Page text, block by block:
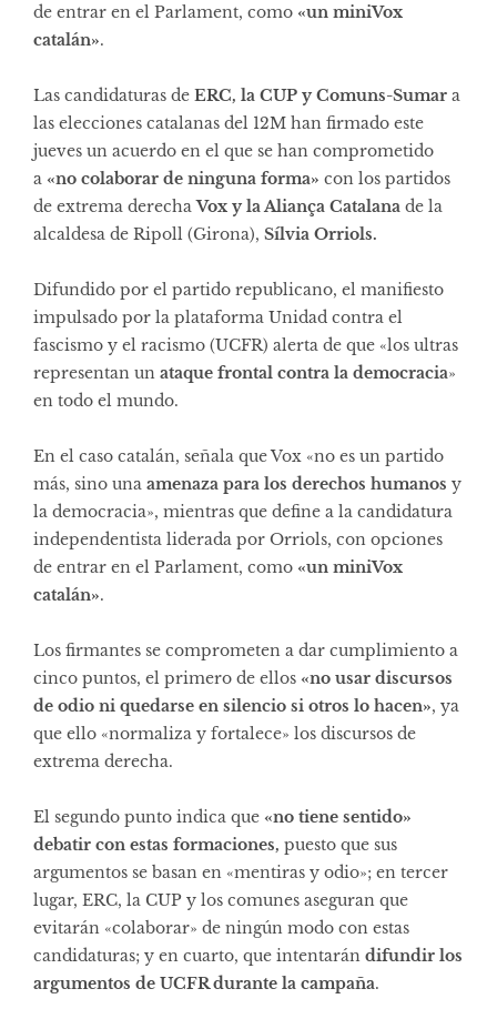
de entrar en el Parlament, como «un miniVox
catalán».
Las candidaturas de ERC, la CUP y Comuns-Sumar a
las elecciones catalanas del 12M han firmado este
jueves un acuerdo en el que se han comprometido
a «no colaborar de ninguna forma» con los partidos
de extrema derechaVox y la Aliança Catalana de la
alcaldesa de Ripoll (Girona), Sílvia Orriols.
Difundido por el partido republicano, el manifiesto
impulsado por la plataforma Unidad contra el
fascismo y el racismo (UCFR) alerta de que «los ultras
representan un ataque frontal contra la democracia»
en todo el mundo.
En el caso catalán, señala que Vox «no es un partido
más, sino una amenaza para los derechos humanos y
la democracia», mientras que define a la candidatura
independentista liderada por Orriols, con opciones
de entrar en el Parlament, como «un miniVox
catalán».
Los firmantes se comprometen a dar cumplimiento a
cinco puntos, el primero de ellos «no usar discursos
de odio ni quedarse en silencio si otros lo hacen», ya
que ello «normaliza y fortalece» los discursos de
extrema derecha.
El segundo punto indica que «no tiene sentido»
debatir con estas formaciones, puesto que sus
argumentos se basan en «mentiras y odio»; en tercer
lugar, ERC, la CUP y los comunes aseguran que
evitarán «colaborar» de ningún modo con estas
candidaturas; y en cuarto, que intentarán difundir los
argumentos de UCFR durante la campaña.